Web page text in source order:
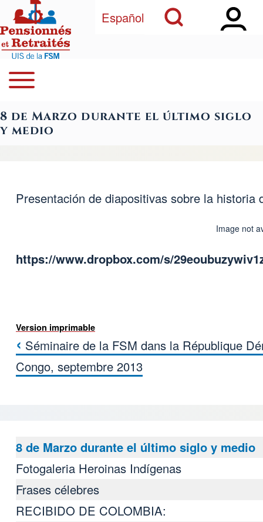
Aller au contenu principal
Close Search Block
Open Sidebar
Open Search Block
Español
Navegación principal
Open or Close horizontal Main Menu
8 de Marzo durante el último siglo
y medio
Presentación de diapositivas sobre la
Image not
https://www.dropbox.com/s/
Version imprimable
Liens transversaux de livre pour
‹ Séminaire de la FSM dans la République
Congo, septembre 2013
8 de Marzo durante el último siglo y medio
Fotogaleria Heroinas Indígenas
Frases célebres
RECIBIDO DE COLOMBIA: